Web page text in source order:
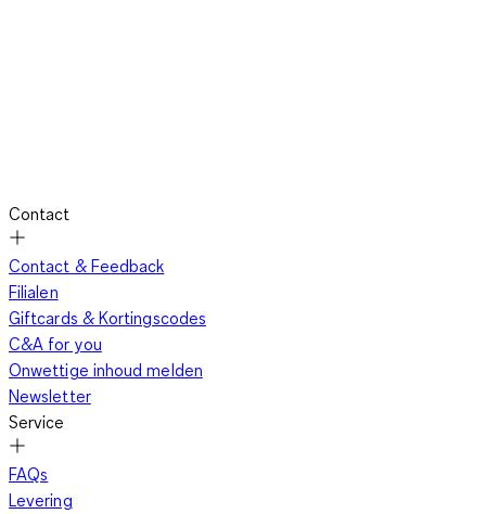
Contact
Contact & Feedback
Filialen
Giftcards & Kortingscodes
C&A for you
Onwettige inhoud melden
Newsletter
Service
FAQs
Levering